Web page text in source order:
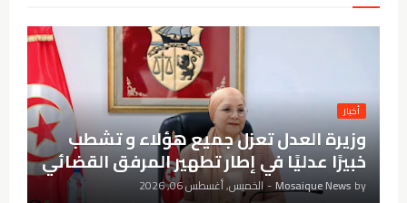
أخبار
وزيرة العدل تعزل جميع هؤلاء و تشطب
خبيرًا عدليًا في إطار تطهير المرفق القضائي
by
Mosaique News
- الخميس, أغسطس 06, 2026